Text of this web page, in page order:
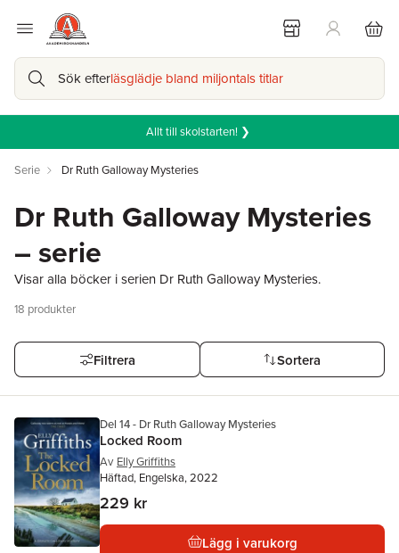
Sök efterläsglädje bland miljontals titlar
Allt till skolstarten! ❯
Serie Dr Ruth Galloway Mysteries
Dr Ruth Galloway Mysteries
– serie
Visar alla böcker i serien Dr Ruth Galloway Mysteries.
18 produkter
Filtrera Sortera
Del 14 - Dr Ruth Galloway Mysteries
Locked Room
Av Elly Griffiths
Häftad, Engelska, 2022
229 kr
Lägg i varukorg